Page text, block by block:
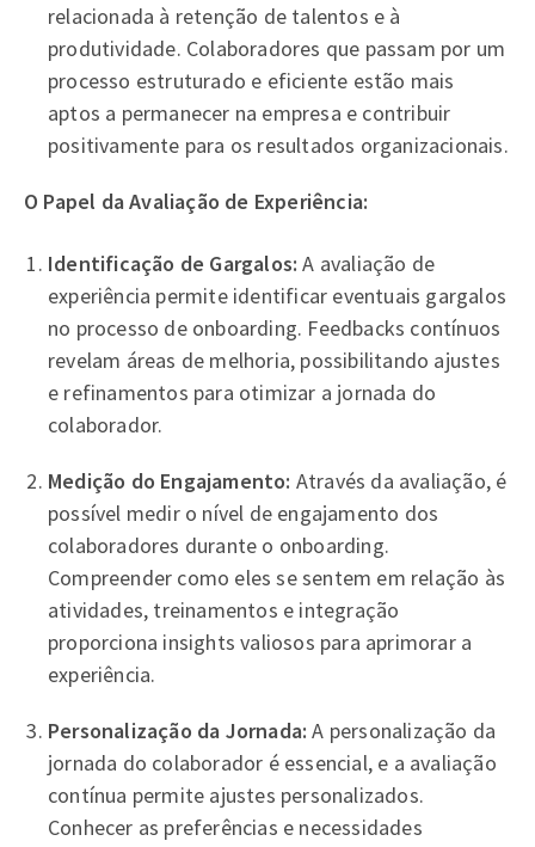
relacionada à retenção de talentos e à
produtividade. Colaboradores que passam por um
processo estruturado e eficiente estão mais
aptos a permanecer na empresa e contribuir
positivamente para os resultados organizacionais.
O Papel da Avaliação de Experiência:
Identificação de Gargalos: A avaliação de
experiência permite identificar eventuais gargalos
no processo de onboarding. Feedbacks contínuos
revelam áreas de melhoria, possibilitando ajustes
e refinamentos para otimizar a jornada do
colaborador.
Medição do Engajamento: Através da avaliação, é
possível medir o nível de engajamento dos
colaboradores durante o onboarding.
Compreender como eles se sentem em relação às
atividades, treinamentos e integração
proporciona insights valiosos para aprimorar a
experiência.
Personalização da Jornada: A personalização da
jornada do colaborador é essencial, e a avaliação
contínua permite ajustes personalizados.
Conhecer as preferências e necessidades